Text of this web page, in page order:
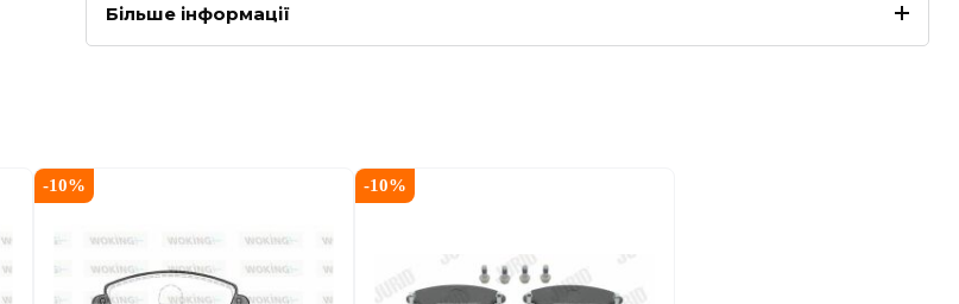
Більше інформації
-10% -10%